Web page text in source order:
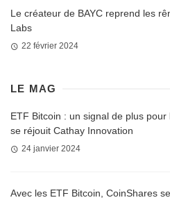
Le créateur de BAYC reprend les
Labs
22 février 2024
LE MAG
ETF Bitcoin : un signal de plus pour
se réjouit Cathay Innovation
24 janvier 2024
Avec les ETF Bitcoin, CoinShares